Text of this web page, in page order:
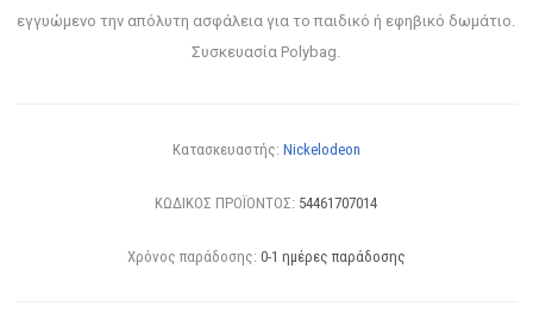
εγγυώμενο την απόλυτη ασφάλεια για το παιδικό ή εφηβικό δωμάτιο.
Συσκευασία Polybag.
Κατασκευαστής: Nickelodeon
ΚΩΔΙΚΟΣ ΠΡΟΪΟΝΤΟΣ: 54461707014
Χρόνος παράδοσης: 0-1 ημέρες παράδοσης